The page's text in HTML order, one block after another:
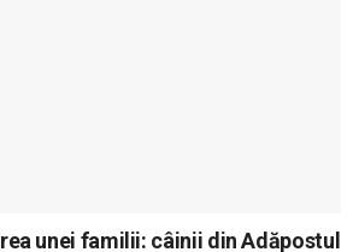
unei familii: câinii din Adăpostul